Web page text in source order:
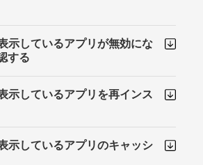
示しているアプリが無効にな
する
示しているアプリを再インス
示しているアプリのキャッシ